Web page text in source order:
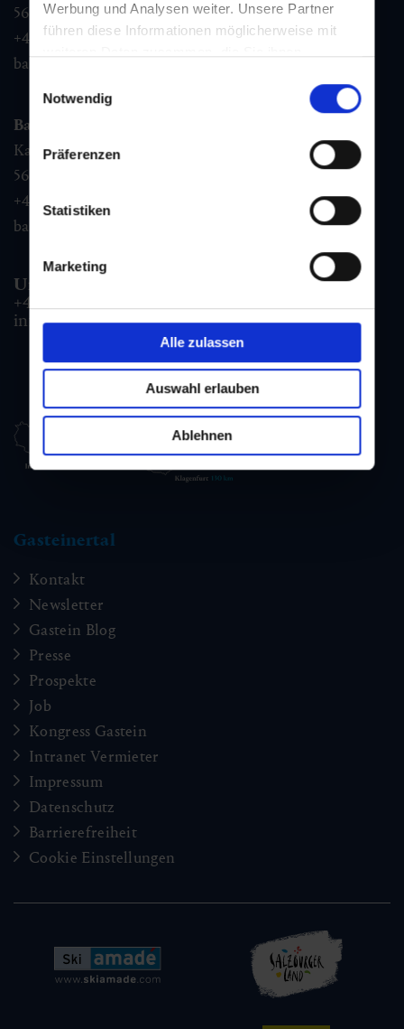
Werbung und Analysen weiter. Unsere Partner
führen diese Informationen möglicherweise mit
Nutzung der Dienste gesammelt haben.
Notwendig
Präferenzen
Statistiken
Marketing
Alle zulassen
Auswahl erlauben
Ablehnen
5630 Bad Hofgastein
+43 6432 3393 260
badhofgastein@gastein.com
Bad Gastein
Kaiser Franz Josefstr. 27,
5640
+43 6432 3393 560
badgastein@gastein.com
Unterkunfts- & Buchungshotline:
+43 6432 3393 990
info@gastein.com
Gasteinertal
Kontakt
Newsletter
Gastein Blog
Presse
Prospekte
Job
Kongress Gastein
Intranet Vermieter
Impressum
Datenschutz
Barrierefreiheit
Cookie Einstellungen